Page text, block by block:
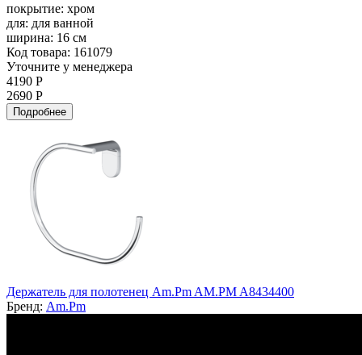
покрытие: хром
для: для ванной
ширина: 16 см
Код товара: 161079
Уточните у менеджера
4190 Р
2690 Р
Подробнее
Держатель для полотенец Am.Pm AM.PM A8434400
Бренд: Am.Pm